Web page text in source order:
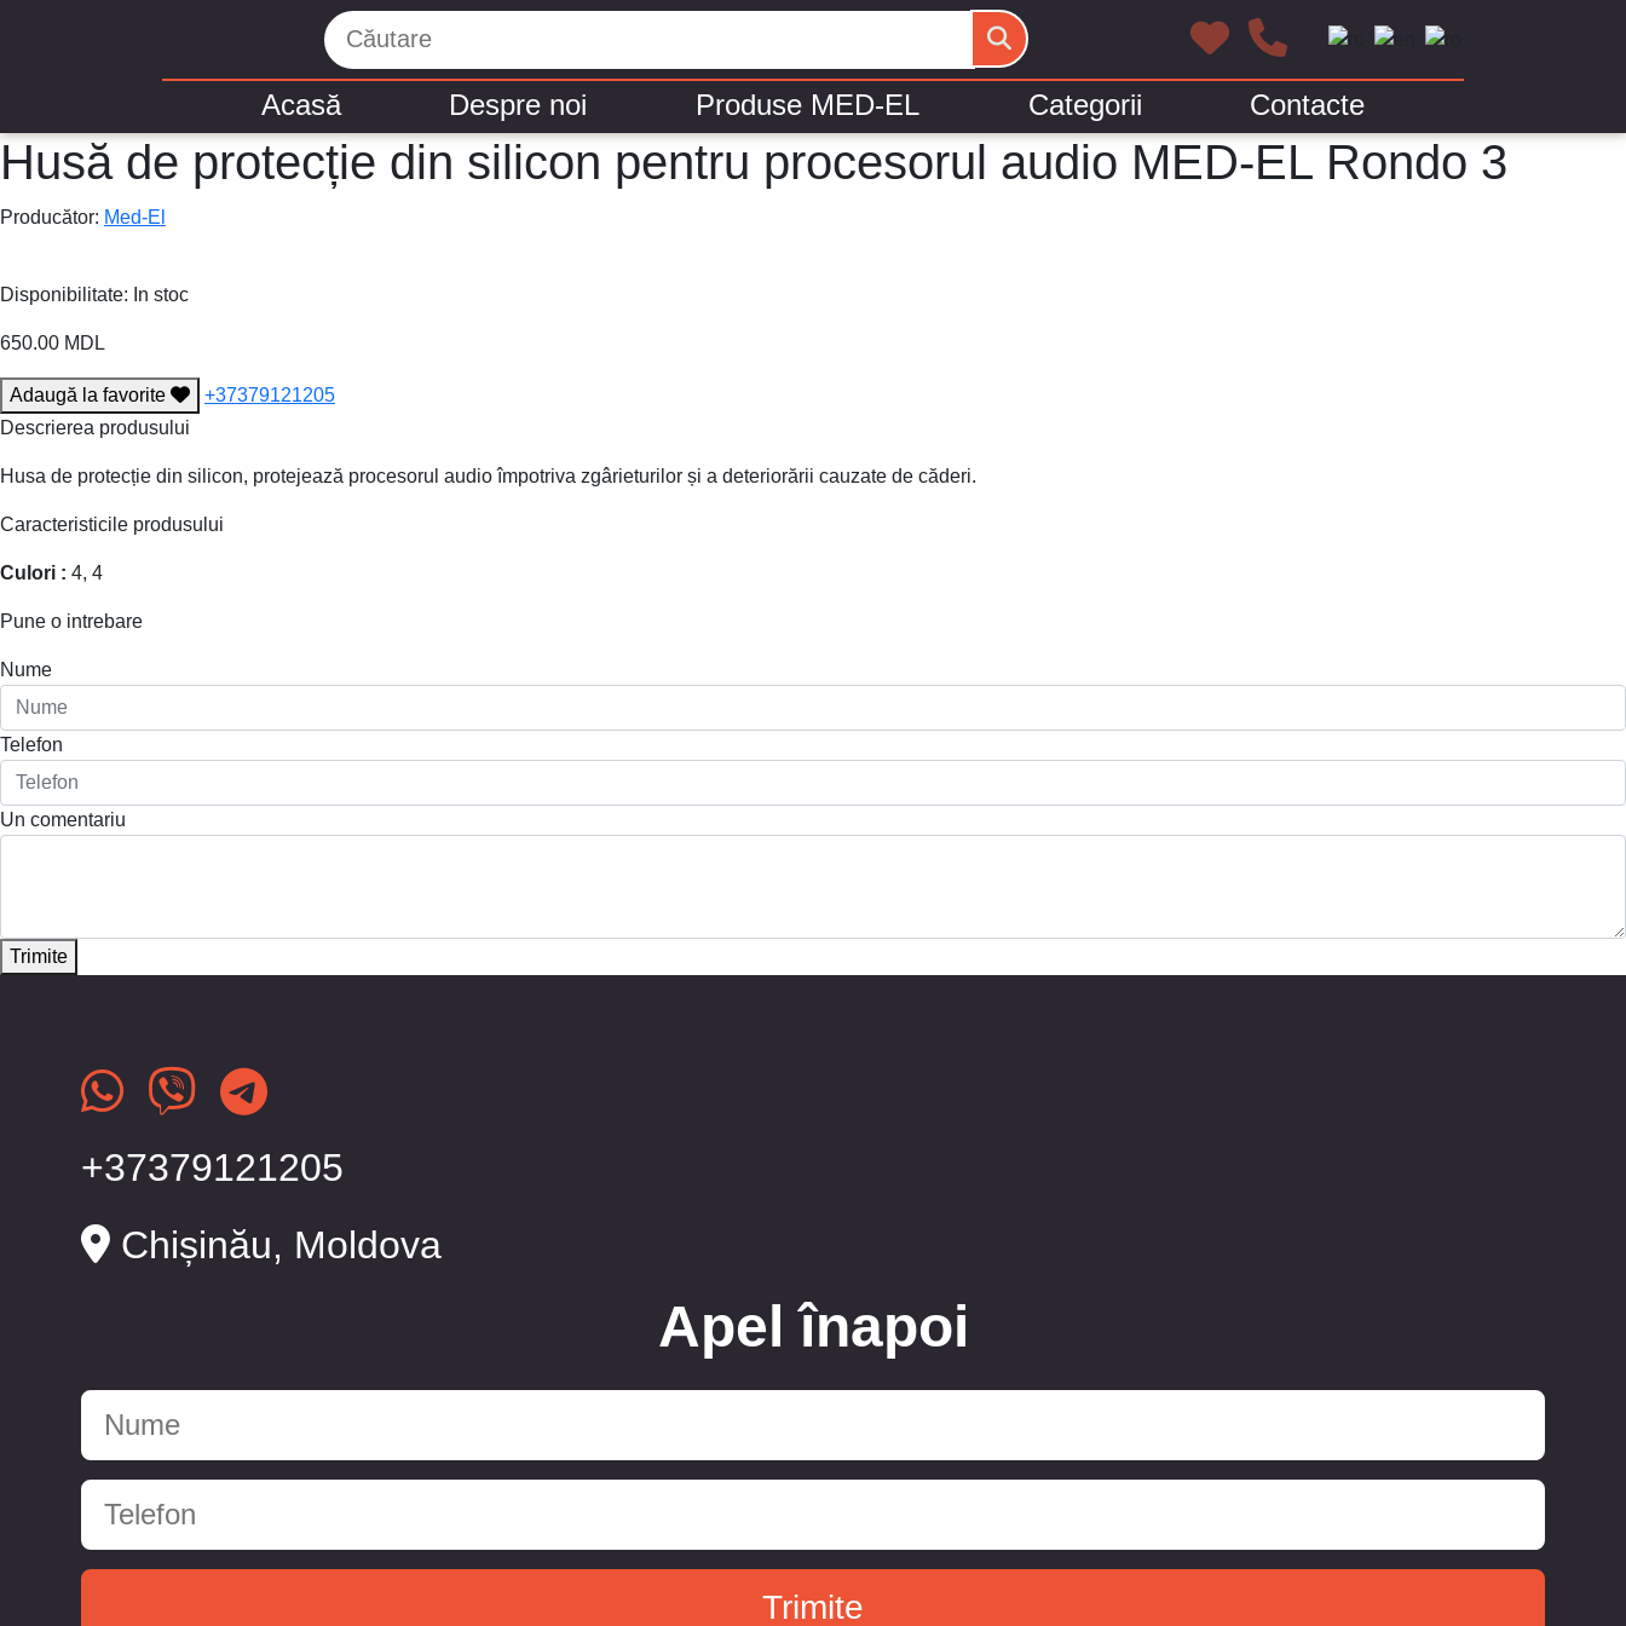
Acasă Despre noi Produse MED-EL Categorii Contacte
Husă de protecție din silicon pentru procesorul audio MED-EL Rondo 3
Producător: Med-El
Disponibilitate: In stoc
650.00 MDL
Adaugă la favorite
+37379121205
Descrierea produsului
Husa de protecție din silicon, protejează procesorul audio împotriva zgârieturilor și a deteriorării cauzate de căderi.
Caracteristicile produsului
Culori : 4, 4
Pune o intrebare
Nume
Telefon
Un comentariu
Trimite
+37379121205
Chișinău, Moldova
Apel înapoi
Trimite